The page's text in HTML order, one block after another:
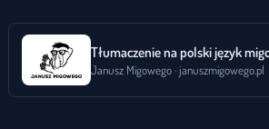
Tłumaczenie na polski język
Janusz Migowego · januszmigowego.pl